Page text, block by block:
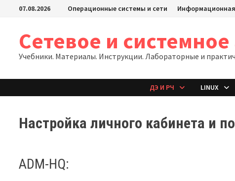
Перейти07.08.2026 Операционные системы и сети
Сетевое и
Учебники. Материалы. Инструкции. Лабораторные и
ДЭ И РЧ LINUX
Настройка личного кабинета и
ADM-HQ: